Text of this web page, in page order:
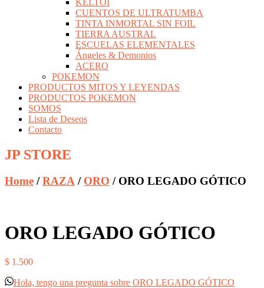
KELTOI
CUENTOS DE ULTRATUMBA
TINTA INMORTAL SIN FOIL
TIERRA AUSTRAL
ESCUELAS ELEMENTALES
Ángeles & Demonios
ACERO
POKEMON
PRODUCTOS MITOS Y LEYENDAS
PRODUCTOS POKEMON
SOMOS
Lista de Deseos
Contacto
JP STORE
Home /RAZA / ORO / ORO LEGADO GÓTICO
ORO LEGADO GÓTICO
$ 1.500
Hola, tengo una pregunta sobre ORO LEGADO GÓTICO